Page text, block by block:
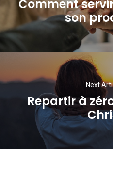
Comment
son
Next
Repartir à